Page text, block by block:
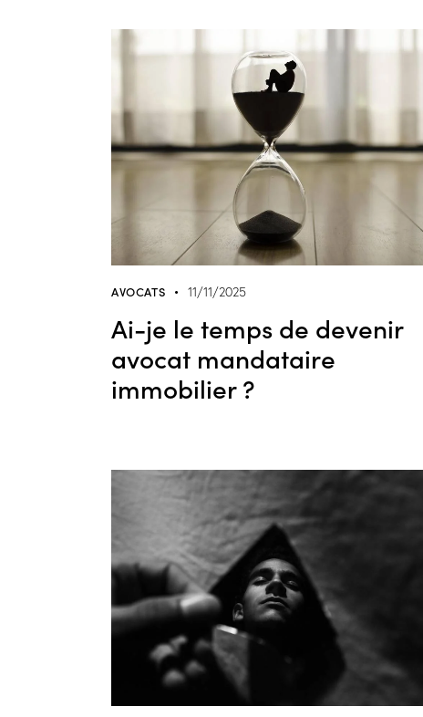
AVOCATS 11/11/2025
Ai-je le temps de devenir
avocat mandataire
immobilier ?